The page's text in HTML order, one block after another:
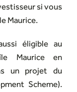
si vous
Maurice.
éligible au
Maurice en
un projet du
Scheme).